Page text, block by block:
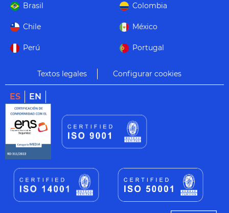
Brasil Colombia
Chile México
Perú Portugal
Textos legales Configurar cookies
ES EN